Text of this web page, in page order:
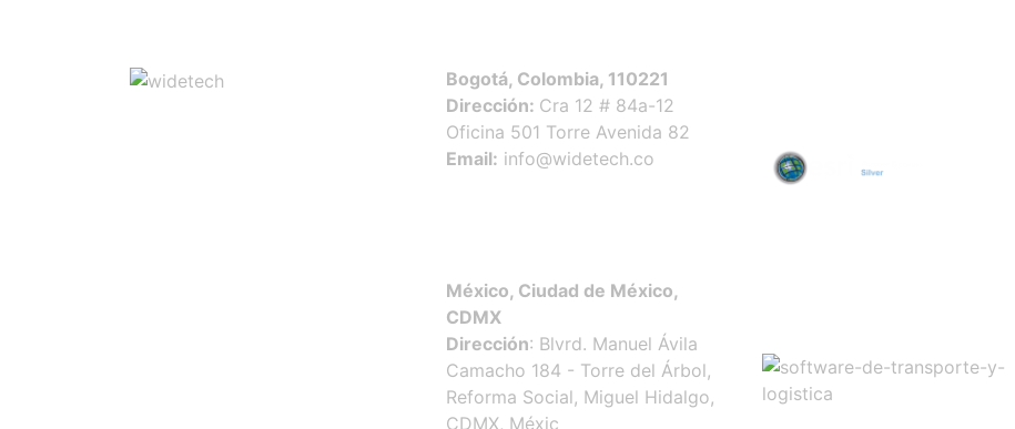
Bogotá, Colombia, 110221
Dirección: Cra 12 # 84a-12
Oficina 501 Torre Avenida 82
Email: info@widetech.co
México, Ciudad de México,
CDMX
Dirección: Blvrd. Manuel Ávila
Camacho 184 - Torre del Árbol,
Reforma Social, Miguel Hidalgo,
CDMX, Méxic